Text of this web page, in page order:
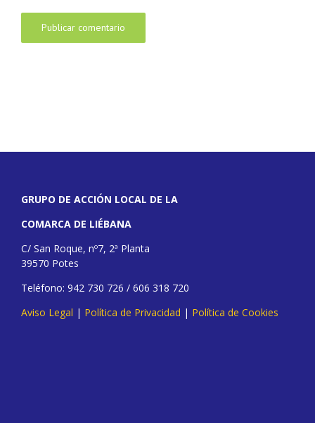
GRUPO DE ACCIÓN LOCAL DE LA
COMARCA DE LIÉBANA
C/ San Roque, nº7, 2ª Planta
39570 Potes
Teléfono: 942 730 726 / 606 318 720
Aviso Legal | Política de Privacidad | Política de Cookies